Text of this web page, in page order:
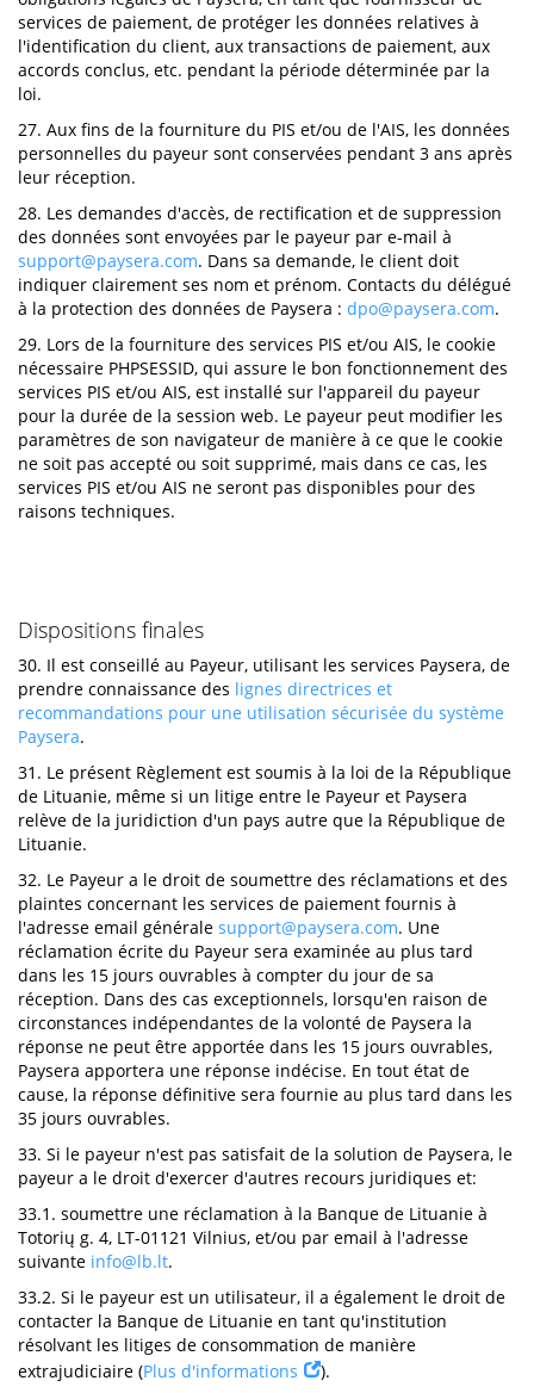
services de paiement, de protéger les données relatives à
l'identification du client, aux transactions de paiement, aux
accords conclus, etc. pendant la période déterminée par la
loi.
27. Aux fins de la fourniture du PIS et/ou de l'AIS, les données
personnelles du payeur sont conservées pendant 3 ans après
leur réception.
28. Les demandes d'accès, de rectification et de suppression
des données sont envoyées par le payeur par e-mail à
support@paysera.com. Dans sa demande, le client doit
indiquer clairement ses nom et prénom. Contacts du délégué
à la protection des données de Paysera : dpo@paysera.com.
29. Lors de la fourniture des services PIS et/ou AIS, le cookie
nécessaire PHPSESSID, qui assure le bon fonctionnement des
services PIS et/ou AIS, est installé sur l'appareil du payeur
pour la durée de la session web. Le payeur peut modifier les
paramètres de son navigateur de manière à ce que le cookie
ne soit pas accepté ou soit supprimé, mais dans ce cas, les
services PIS et/ou AIS ne seront pas disponibles pour des
raisons techniques.
Dispositions finales
30. Il est conseillé au Payeur, utilisant les services Paysera, de
prendre connaissance des lignes directrices et
recommandations pour une utilisation sécurisée du système
Paysera.
31. Le présent Règlement est soumis à la loi de la République
de Lituanie, même si un litige entre le Payeur et Paysera
relève de la juridiction d'un pays autre que la République de
Lituanie.
32. Le Payeur a le droit de soumettre des réclamations et des
plaintes concernant les services de paiement fournis à
l'adresse email générale support@paysera.com. Une
réclamation écrite du Payeur sera examinée au plus tard
dans les 15 jours ouvrables à compter du jour de sa
réception. Dans des cas exceptionnels, lorsqu'en raison de
circonstances indépendantes de la volonté de Paysera la
réponse ne peut être apportée dans les 15 jours ouvrables,
Paysera apportera une réponse indécise. En tout état de
cause, la réponse définitive sera fournie au plus tard dans les
35 jours ouvrables.
33. Si le payeur n'est pas satisfait de la solution de Paysera, le
payeur a le droit d'exercer d'autres recours juridiques et:
33.1. soumettre une réclamation à la Banque de Lituanie à
Totorių g. 4, LT-01121 Vilnius, et/ou par email à l'adresse
suivante info@lb.lt.
33.2. Si le payeur est un utilisateur, il a également le droit de
contacter la Banque de Lituanie en tant qu'institution
résolvant les litiges de consommation de manière
extrajudiciaire (Plus d'informations
).